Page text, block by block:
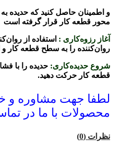
و اطمینان حاصل کنید که حدیده
محور قطعه کار قرار گرفته است
آغاز رزوه‌کاری : استفاده از
روان‌کننده را به سطح قطعه کار و
شروع حدیده‌کاری: حدیده را با
قطعه کار حرکت دهید.
لطفا جهت مشاوره و
محصولات با ما در
نظرات (0)